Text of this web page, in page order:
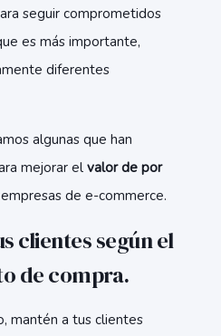
seguir comprometidos
es más importante,
diferentes
algunas que han
mejorar el valor de por
de e-commerce.
clientes según el
de compra.
mantén a tus clientes